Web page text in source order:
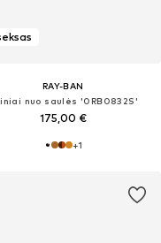
RAY-BAN
nuo saulės '0RB0832S'
175,00 €
+1